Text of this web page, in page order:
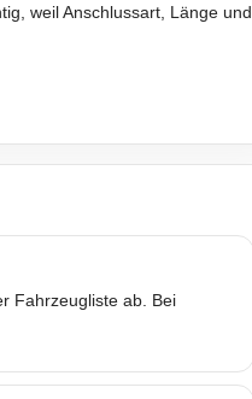
weil Anschlussart, Länge und
Fahrzeugliste ab. Bei